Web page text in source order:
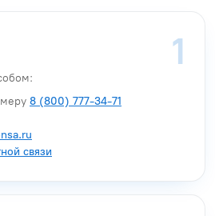
8 (800) 777-34-71
связи